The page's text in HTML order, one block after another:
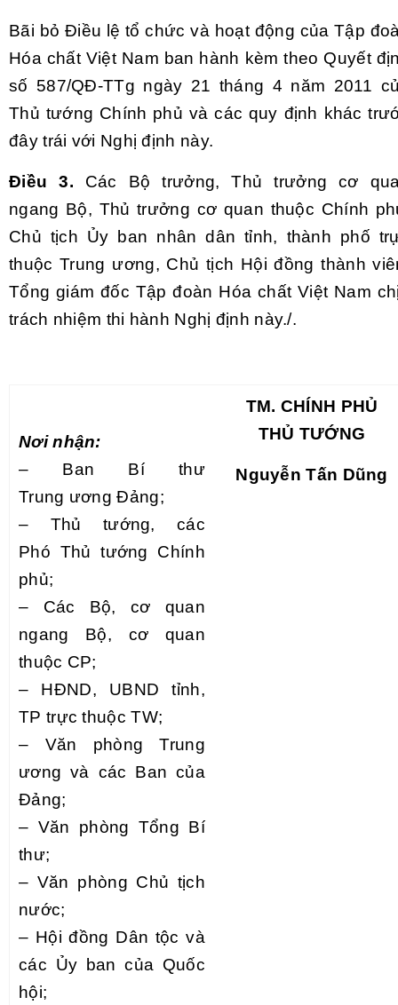
Bãi bỏ Điều lệ tổ chức và hoạt động của Tập
Hóa chất Việt Nam ban hành kèm theo Quyết
số 587/QĐ-TTg ngày 21 tháng 4 năm 2011
Thủ tướng Chính phủ và các quy định khác
đây trái với Nghị định này.
Điều 3. Các Bộ trưởng, Thủ trưởng cơ
ngang Bộ, Thủ trưởng cơ quan thuộc Chính
Chủ tịch Ủy ban nhân dân tỉnh, thành phố
thuộc Trung ương, Chủ tịch Hội đồng thành
Tổng giám đốc Tập đoàn Hóa chất Việt Nam
trách nhiệm thi hành Nghị định này./.
Nơi nhận:
– Ban Bí thư
Trung ương Đảng;
– Thủ tướng, các
Phó Thủ tướng Chính
phủ;
– Các Bộ, cơ quan
ngang Bộ, cơ quan
thuộc CP;
– HĐND, UBND tỉnh,
TP trực thuộc TW;
– Văn phòng Trung
ương và các Ban của
Đảng;
– Văn phòng Tổng Bí
thư;
– Văn phòng Chủ tịch
nước;
– Hội đồng Dân tộc và
các Ủy ban của Quốc
hội;
TM. CHÍNH PHỦ
THỦ TƯỚNG
Nguyễn Tấn Dũng